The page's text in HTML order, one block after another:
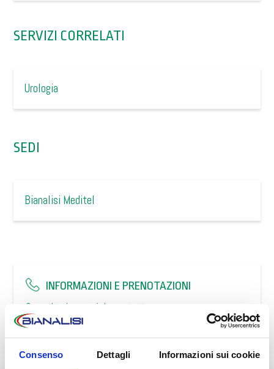
Consenso Dettagli Informazioni sui cookie
SERVIZI CORRELATI
Urologia
SEDI
Bianalisi Meditel
INFORMAZIONI E PRENOTAZIONI
Consulta i numeri da contattare
PRENOTA ONLINE